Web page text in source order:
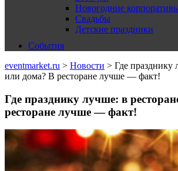
Новогодние
Свадьбы
Детские праздники
События
eventmarket.ru > Новости > Где празднику
или дома? В ресторане лучше — факт!
Где празднику лучше: в
ресторане лучше — факт!